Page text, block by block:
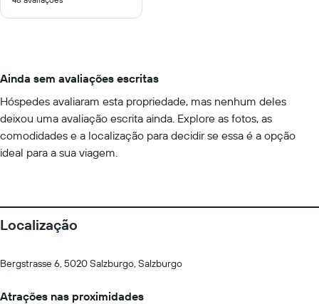
Ainda sem avaliações escritas
Hóspedes avaliaram esta propriedade, mas nenhum deles
deixou uma avaliação escrita ainda. Explore as fotos, as
comodidades e a localização para decidir se essa é a opção
ideal para a sua viagem.
Localização
Bergstrasse 6, 5020 Salzburgo, Salzburgo
Atrações nas proximidades